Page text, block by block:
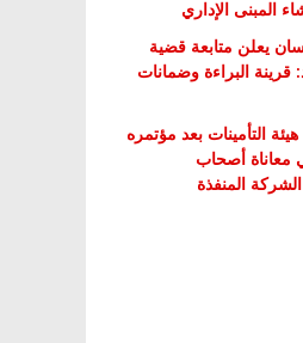
المبنى الإداري
يعلن متابعة قضية
البراءة وضمانات
التأمينات بعد مؤتمره
معاناة أصحاب
المنفذة